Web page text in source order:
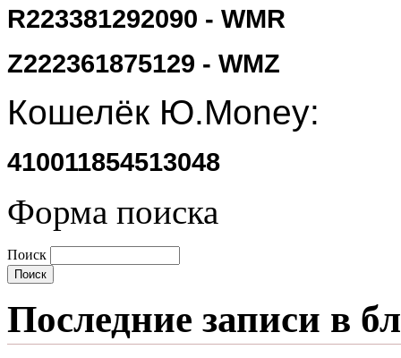
R223381292090 - WMR
Z222361875129 - WMZ
Кошелёк Ю.Money:
410011854513048
Форма поиска
Поиск
Последние записи в